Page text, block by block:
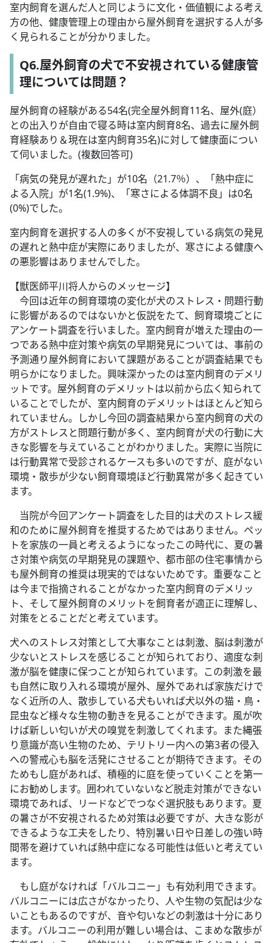
室内飼育を選んだ人と同じように文化・価値観による考え
方の他、健康管理上の理由から屋外飼育を選択する人が多
く見られることが分かりました。
Q6.屋外飼育の犬で不安視されている健康管
理については問題？
屋外飼育の経験がある54名(完全屋外飼育11名、屋外(庭）
との出入りが自由で寝る時は室内飼育8名、過去に屋外飼
育経験あり＆現在は室内飼育35名)に対して健康面につい
て伺いました。(複数回答可)
「病気の発見が遅れた」が10名（21.7％）、「熱中症に
よる入院」が1名(1.9%)、「寒さによる体調不良」は0名
(0%)でした。
室内飼育を選択する人の多くが不安視している病気の発見
の遅れと熱中症が実際にありましたが、寒さによる健康へ
の悪影響はありませんでした。
【獣医師平川将人からのメッセージ】
今回は近年の飼育環境の変化が犬のストレス・問題行動
に影響があるのではないかと仮説をたて、飼育環境ごとに
アンケート調査を行いました。室内飼育が増えた理由の一
つである熱中症対策や病気の早期発見については、事前の
予測通り屋外飼育において課題があることが調査結果でも
明らかになりました。興味深かったのは室内飼育のデメリ
ットです。屋外飼育のデメリットは以前から広く知られて
いることでしたが、室内飼育のデメリットはほとんど知ら
れていません。しかし今回の調査結果から室内飼育の犬の
方がストレスと問題行動が多く、室内飼育が犬の行動に大
きな影響を与えていることがわかりました。実際に当院に
は行動異常で受診されるケースも多いのですが、庭がない
環境・散歩が少ない飼育環境ほど行動異常が多く起きてい
ます。
当院が今回アンケート調査をした目的は犬のストレス緩
和のために屋外飼育を推奨するためではありません。ペッ
トを家族の一員と考えるようになったこの時代に、夏の暑
さ対策や病気の早期発見の課題や、都市部の住宅事情から
も屋外飼育の推奨は現実的ではないためです。重要なこと
は今まで指摘されることがなかった室内飼育のデメリッ
ト、そして屋外飼育のメリットを飼育者が適正に理解し、
対策をとることだと考えています。
犬へのストレス対策として大事なことは刺激、脳は刺激が
少ないとストレスを感じることが知られており、適度な刺
激が脳を健康に保つことが知られています。この刺激を最
も自然に取り入れる環境が屋外、屋外であれば家族だけで
なく近所の人、散歩している犬もいれば犬以外の猫・鳥・
昆虫など様々な生物の動きを見ることができます。風が吹
けば新しい匂いが犬の嗅覚を刺激してくれます。また縄張
り意識が高い生物のため、テリトリー内への第3者の侵入
への警戒心も脳を活発にさせることが期待できます。その
ためもし庭があれば、積極的に庭を使っていくことを第一
にお勧めします。囲われていないなど脱走対策ができない
環境であれば、リードなどでつなぐ選択肢もあります。夏
の暑さが不安視されるため対策は必要ですが、大きな影が
できるような工夫をしたり、特別暑い日や日差しの強い時
間帯を避けていれば熱中症になる可能性は低いと考えてい
ます。
もし庭がなければ「バルコニー」も有効利用できます。
バルコニーには広さがなかったり、人や生物の気配は少な
いこともあるのですが、音や匂いなどの刺激は十分にあり
ます。バルコニーの利用が難しい場合は、こまめな散歩が